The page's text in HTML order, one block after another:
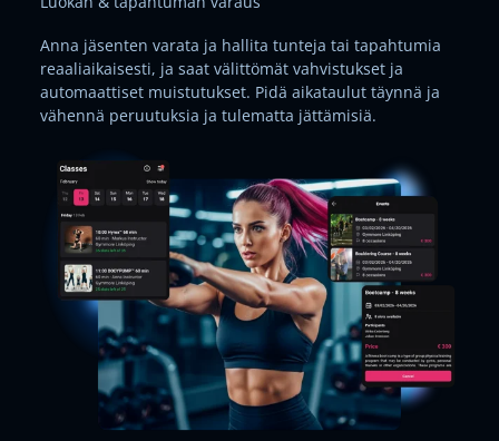
Anna jäsenten varata ja hallita tunteja tai tapahtumia
reaaliaikaisesti, ja saat välittömät vahvistukset ja
automaattiset muistutukset. Pidä aikataulut täynnä ja
vähennä peruutuksia ja tulematta jättämisiä.